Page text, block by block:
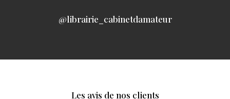
@librairie_cabinetdamateur
Les avis de nos clients